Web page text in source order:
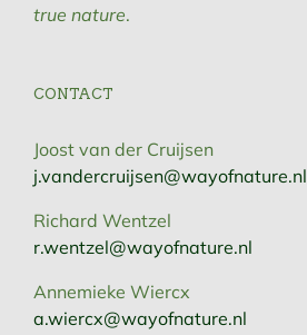
true nature.
CONTACT
Joost van der Cruijsen
j.vandercruijsen@wayofnature.nl
Richard Wentzel
r.wentzel@wayofnature.nl
Annemieke Wiercx
a.wiercx@wayofnature.nl